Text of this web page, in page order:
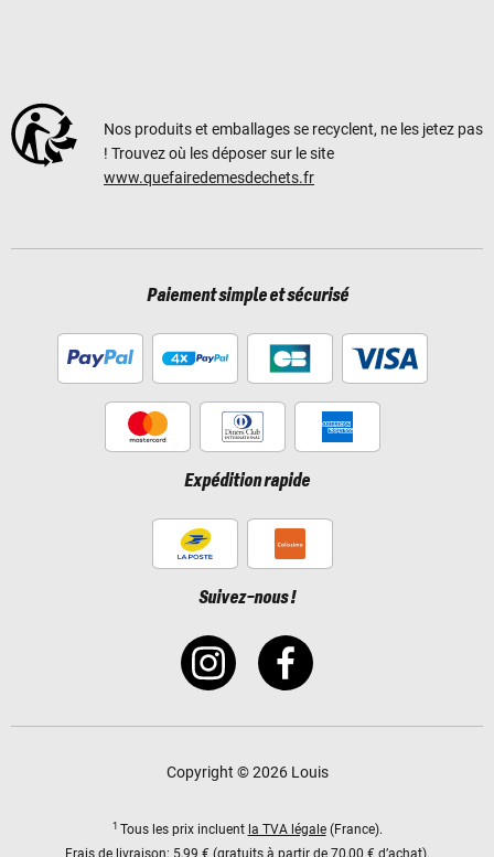
Nos produits et emballages se recyclent, ne les jetez pas
! Trouvez où les déposer sur le site
www.quefairedemesdechets.fr
Paiement simple et sécurisé
Expédition rapide
Suivez-nous !
Copyright © 2026 Louis
1 Tous les prix incluent la TVA légale(France).